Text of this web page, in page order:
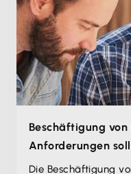
Beschäftigung von
Anforderungen
Die Beschäftigung